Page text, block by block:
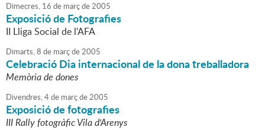
Dimecres, 16 de marçde2005
Exposició de Fotografies
II Lliga Social de l'AFA
Dimarts,8 de marçde2005
Celebració Dia internacional de la dona treballadora
Memòria de dones
Divendres,4de marçde2005
Exposició de fotografies
III Rally fotogràfic Vila d'Arenys